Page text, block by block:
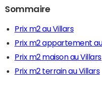
Sommaire
Prix m2 au Villars
Prix m2 appartement
Prix m2 maison au Villars
Prix m2 terrain au Villars